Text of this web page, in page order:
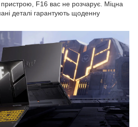
пристрою, F16 вас не розчарує. Міцна
деталі гарантують щоденну